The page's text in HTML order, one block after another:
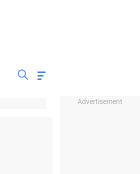
Advertisement